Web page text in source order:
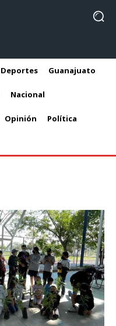
Deportes Guanajuato
Nacional
Opinión Política